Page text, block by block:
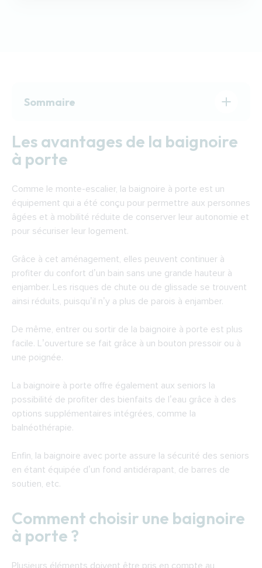
Sommaire
Comment choisir une baignoire à porte ?
Quelles sont les aides disponibles pour
Trouver un expert pour installer une baignoire
avec porte à Mulhouse
Les avantages de la baignoire
à porte
Comme le monte-escalier, la baignoire à porte est un
équipement qui a été conçu pour permettre aux personnes
âgées et à mobilité réduite de conserver leur autonomie et
pour sécuriser leur logement.
Grâce à cet aménagement, elles peuvent continuer à
profiter du confort d’un bain sans une grande hauteur à
enjamber. Les risques de chute ou de glissade se trouvent
ainsi réduits, puisqu’il n’y a plus de parois à enjamber.
De même, entrer ou sortir de la baignoire à porte est plus
facile. L’ouverture se fait grâce à un bouton pressoir ou à
une poignée.
La baignoire à porte offre également aux seniors la
possibilité de profiter des bienfaits de l’eau grâce à des
options supplémentaires intégrées, comme la
balnéothérapie.
Enfin, la baignoire avec porte assure la sécurité des seniors
en étant équipée d’un fond antidérapant, de barres de
soutien, etc.
Comment choisir une baignoire
à porte ?
Plusieurs éléments doivent être pris en compte au